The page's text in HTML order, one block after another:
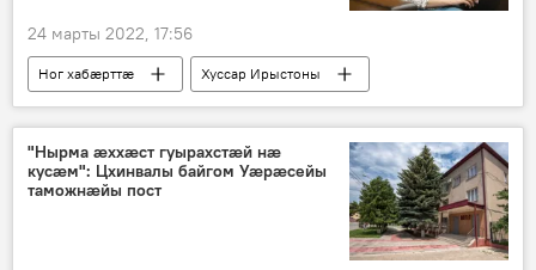
24 марты 2022, 17:56
Ног хабӕрттӕ
Хуссар Ирыстоны
Коронавирус
Пандемия
"Нырма ӕххӕст гуырахстӕй нӕ
кусӕм": Цхинвалы байгом Уӕрӕсейы
таможнӕйы пост